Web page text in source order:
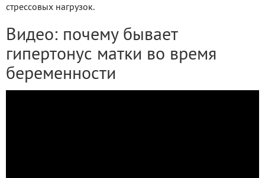
стрессовых нагрузок.
Видео: почему бывает
гипертонус матки во время
беременности